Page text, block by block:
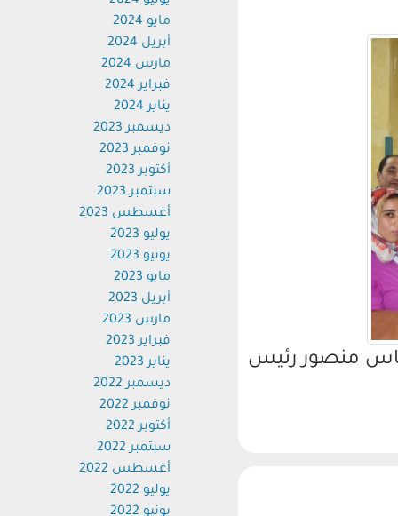
منصور رئيس
مايو 2024
أبريل 2024
مارس 2024
فبراير 2024
يناير 2024
ديسمبر 2023
نوفمبر 2023
أكتوبر 2023
سبتمبر 2023
أغسطس 2023
يوليو 2023
يونيو 2023
مايو 2023
أبريل 2023
مارس 2023
فبراير 2023
يناير 2023
ديسمبر 2022
نوفمبر 2022
أكتوبر 2022
سبتمبر 2022
أغسطس 2022
يوليو 2022
يونيو 2022